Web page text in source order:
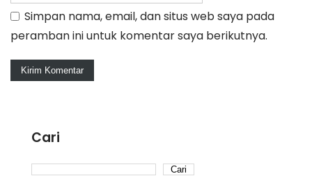
Simpan nama, email, dan situs web saya pada
peramban ini untuk komentar saya berikutnya.
Cari
Cari